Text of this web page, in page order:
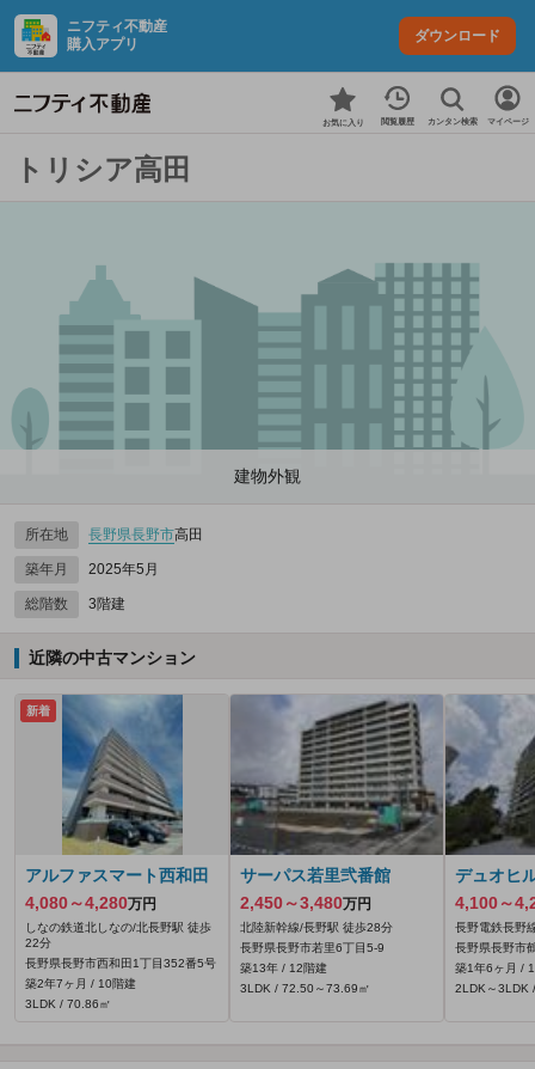
ニフティ不動産
購入アプリ
ダウンロード
お気に入り 閲覧履歴 カンタン検索 マイページ
トリシア高田
建物外観
所在地 長野県長野市高田
築年月 2025年5月
総階数 3階建
近隣の中古マンション
新着
アルファスマート西和田
4,080～4,280万円
しなの鉄道北しなの/北長野駅 徒歩
22分
長野県長野市西和田1丁目352番5号
築2年7ヶ月 / 10階建
3LDK / 70.86㎡
サーパス若里弐番館
2,450～3,480万円
北陸新幹線/長野駅 徒歩28分
長野県長野市若里6丁目5-9
築13年 / 12階建
3LDK / 72.50～73.69㎡
デュオヒ
4,100～
長野電鉄長野
長野県長野市
築1年6ヶ月 /
2LDK～3LDK